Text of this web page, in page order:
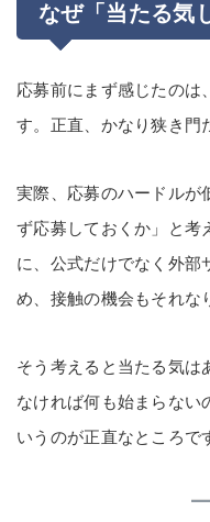
なぜ「当たる気
応募前にまず感じたのは、
す。正直、かなり狭き門
実際、応募のハードルが
ず応募しておくか」と考
に、公式だけでなく外部
め、接触の機会もそれな
そう考えると当たる気は
なければ何も始まらない
いうのが正直なところで